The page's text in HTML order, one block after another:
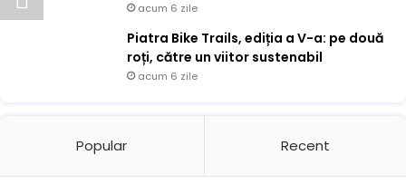
acum 6 zile
Piatra Bike Trails, ediția a V-a: pe două
roți, către un viitor sustenabil
acum 6 zile
Popular Recent